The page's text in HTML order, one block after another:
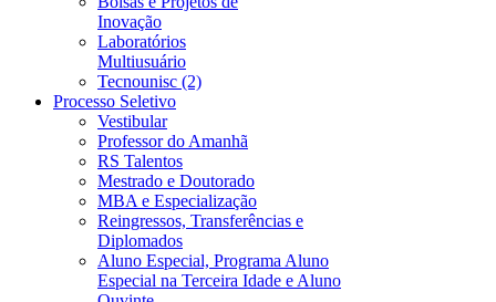
Inovação
Laboratórios
Multiusuário
Tecnounisc (2)
Processo Seletivo
Vestibular
Professor do Amanhã
RS Talentos
Mestrado e Doutorado
MBA e Especialização
Reingressos, Transferências e
Diplomados
Aluno Especial, Programa Aluno
Especial na Terceira Idade e Aluno